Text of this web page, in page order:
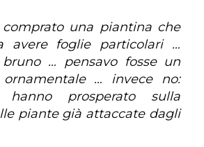
comprato una piantina che
avere foglie particolari …
… pensavo fosse un
ornamentale … invece no:
prosperato sulla
piante già attaccate dagli